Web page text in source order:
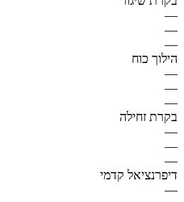
—
—
—
הילוך כוח
—
—
—
בקרת זחילה
—
—
—
דיפרנציאל קדמי
—